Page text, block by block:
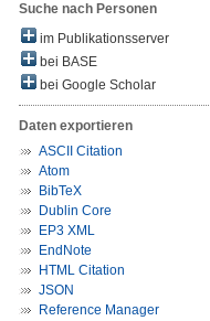
Suche nach Personen
im Publikationsserver
bei BASE
bei Google Scholar
Daten exportieren
ASCII Citation
Atom
BibTeX
Dublin Core
EP3 XML
EndNote
HTML Citation
JSON
Reference Manager